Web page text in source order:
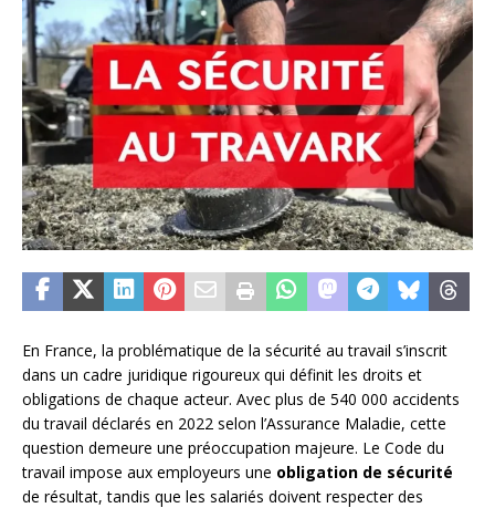
En France, la problématique de la sécurité au travail s’inscrit
dans un cadre juridique rigoureux qui définit les droits et
obligations de chaque acteur. Avec plus de 540 000 accidents
du travail déclarés en 2022 selon l’Assurance Maladie, cette
question demeure une préoccupation majeure. Le Code du
travail impose aux employeurs une obligation de sécurité
de résultat, tandis que les salariés doivent respecter des